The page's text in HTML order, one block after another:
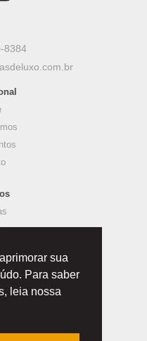
sua
Para saber
leia nossa
8384